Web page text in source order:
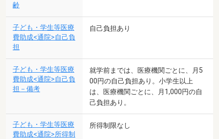
齢
子ども・学生等医療
費助成<通院>自己負
担
自己負担あり
子ども・学生等医療
費助成<通院>自己負
担－備考
就学前までは、医療機関ごとに、月5
00円の自己負担あり。小学生以上
は、医療機関ごとに、月1,000円の自
己負担あり。
子ども・学生等医療
費助成<通院>所得制
所得制限なし